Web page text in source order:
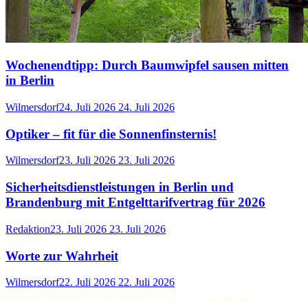
Wochenendtipp: Durch Baumwipfel sausen mitten
in Berlin
Wilmersdorf24. Juli 2026 24. Juli 2026
Optiker – fit für die Sonnenfinsternis!
Wilmersdorf23. Juli 2026 23. Juli 2026
Sicherheitsdienstleistungen in Berlin und
Brandenburg mit Entgelttarifvertrag für 2026
Redaktion23. Juli 2026 23. Juli 2026
Worte zur Wahrheit
Wilmersdorf22. Juli 2026 22. Juli 2026